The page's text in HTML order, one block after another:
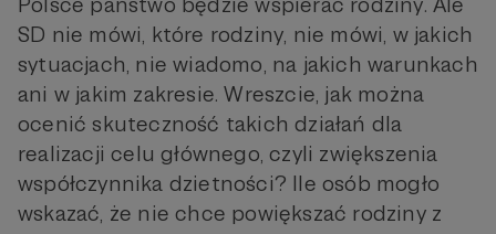
SD nie mówi, które rodziny, nie mówi, w jakich
sytuacjach, nie wiadomo, na jakich warunkach
ani w jakim zakresie. Wreszcie, jak można
ocenić skuteczność takich działań dla
realizacji celu głównego, czyli zwiększenia
współczynnika dzietności? Ile osób mogło
wskazać, że nie chce powiększać rodziny z